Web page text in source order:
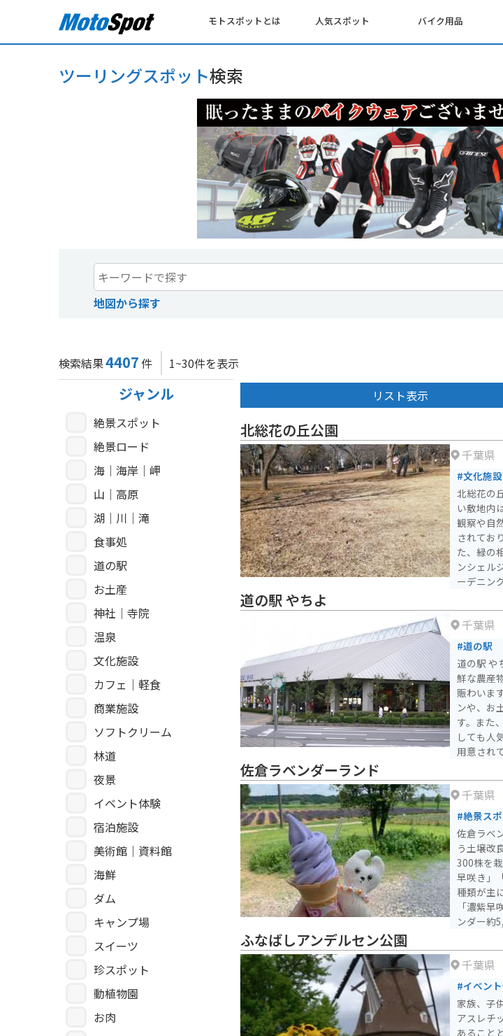
モトスポットとは 人気スポット バイク用品
ツーリングスポット検索
地図から探す
検索結果4407件 1~30件を表示
ジャンル
絶景スポット
絶景ロード
海｜海岸｜岬
山｜高原
湖｜川｜滝
食事処
道の駅
お土産
神社｜寺院
温泉
文化施設
カフェ｜軽食
商業施設
ソフトクリーム
林道
夜景
イベント体験
宿泊施設
美術館｜資料館
海鮮
ダム
キャンプ場
スイーツ
珍スポット
動植物園
お肉
リスト表示
北総花の丘公園
千葉県
#文化施設
北総花の
い敷地内
観察や自
されてお
た、緑の
ンシェル
ーデニン
道の駅 やちよ
千葉県
#道の駅
道の駅 や
鮮な農産
賑わいます。 道の駅の施設内には、地元食材を使
ンや、お
す。また
しても人
用意され
気です。
いる場合
佐倉ラベンダーランド
千葉県
#絶景ス
佐倉ラベ
う土壌改
300株を栽培しています
早咲き」
種類が主
「濃紫
ンダー約5,000
種類のラ
クのコス
の商品を
ョッピン
ふなばしアンデルセン公園
千葉県
#イベン
家族、子
アスレチ
あること